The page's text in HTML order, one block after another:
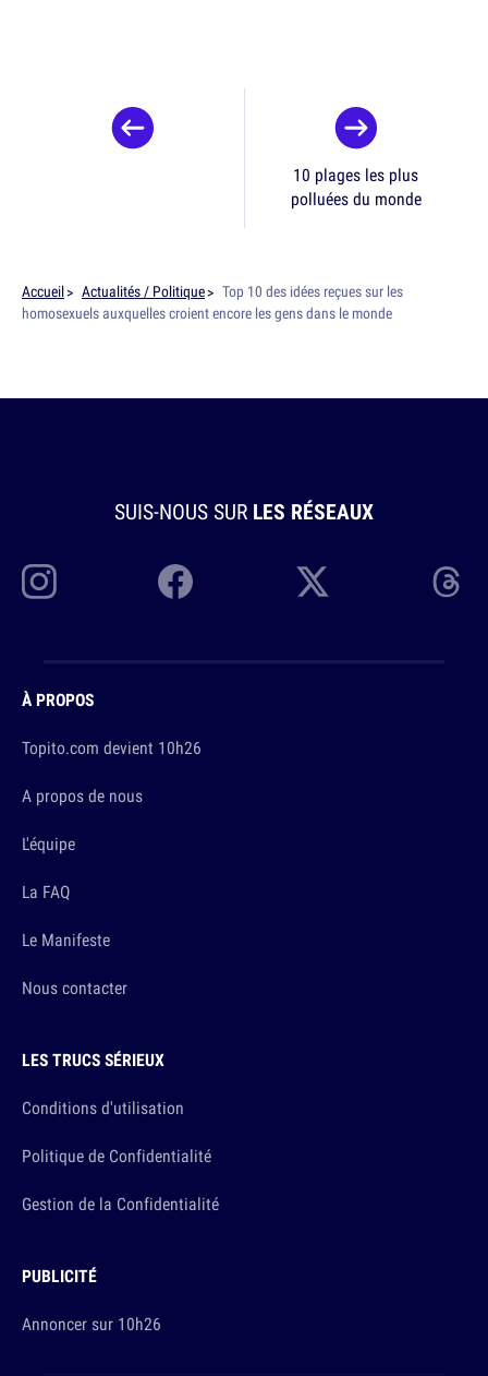
10 plages les plus
polluées du monde
Accueil Actualités / Politique
Top 10 des idées reçues sur les
homosexuels auxquelles croient encore les gens dans le monde
SUIS-NOUS SUR LES RÉSEAUX
À PROPOS
Topito.com devient 10h26
A propos de nous
L'équipe
La FAQ
Le Manifeste
Nous contacter
LES TRUCS SÉRIEUX
Conditions d'utilisation
Politique de Confidentialité
Gestion de la Confidentialité
PUBLICITÉ
Annoncer sur 10h26